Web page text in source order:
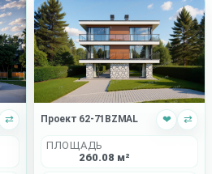
⇄ Проект 62-71BZMAL ❤ ⇄
ПЛОЩАДЬ
260.08 м²